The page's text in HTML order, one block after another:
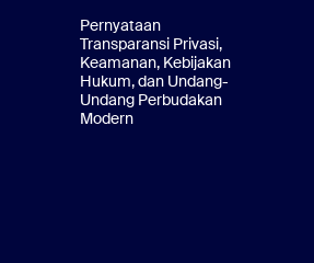
Pernyataan
Transparansi Privasi,
Keamanan, Kebijakan
Hukum, dan Undang-
Undang Perbudakan
Modern